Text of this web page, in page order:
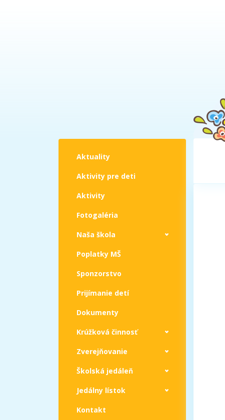
Aktuality
Aktivity pre deti
Aktivity
Fotogaléria
Naša škola
Poplatky MŠ
Sponzorstvo
Prijímanie detí
Dokumenty
Krúžková činnosť
Zverejňovanie
Školská jedáleň
Jedálny lístok
Kontakt